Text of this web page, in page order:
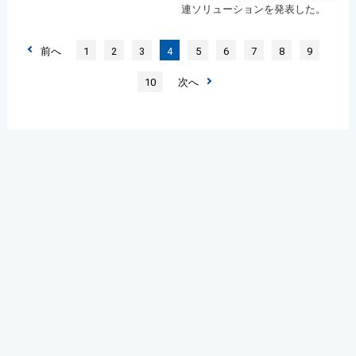
連ソリューションを発表した。
前へ 1 2 3 4 5 6 7 8 9
10 次へ